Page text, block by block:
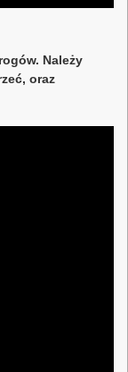
Należy
oraz